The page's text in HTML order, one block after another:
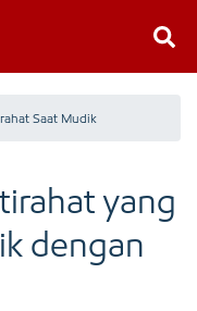
Saat Mudik
yang
dengan